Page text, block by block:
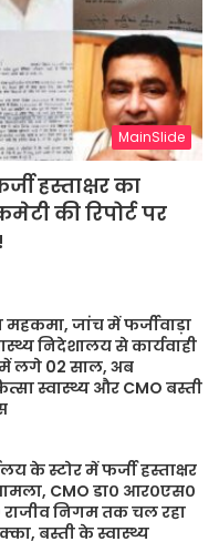
MainSlide
हस्ताक्षर का
की रिपोर्ट पर
महकमा, जांच में फर्जीवाड़ा
निदेशालय से कार्यवाही
में लगे 02 साल, अब
स्वास्थ्य और CMO बस्ती
के स्टोर में फर्जी हस्ताक्षर
CMO डा० आर०एस०
निगम तक चल रहा
बस्ती के स्वास्थ्य